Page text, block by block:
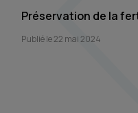
Préservation de la
Publié le 22 mai 2024